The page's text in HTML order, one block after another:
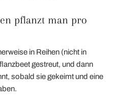
pflanzt man pro
in Reihen (nicht in
gestreut, und dann
sobald sie gekeimt und eine